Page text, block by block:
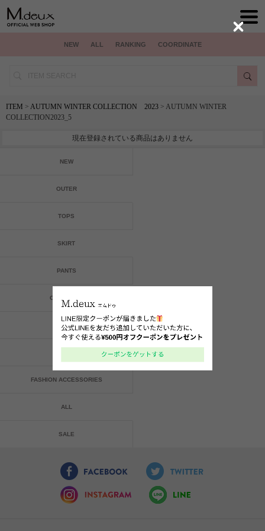
NEW ALL RANKING COORDINATE
ITEM > AUTUMN WINTER COLLECTION 2023 > AUTUMN WINTER
COLLECTION2023_5
現在登録されている商品はありません
NEW
OUTER
TOPS
SKIRT
PANTS
ONE-PIECE
BAG
FASHION ACCESSORIES
ALL
SALE
Close